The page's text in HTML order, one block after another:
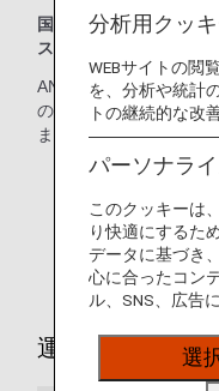
国際線から得られるマ
スの積算率
ANA提携航空会社のコ
の積算率が異なる場合
ます。
便利な
マイレージ
できるマイル数や
とができます。
ANAマイレージク
いつでも積算マイ
運賃別積算率
分析用クッ
WEBサイトの閲
を、分析や統計
トの継続的な改
パーソナラ
このクッキーは
り快適にするた
データに基づき
心に合ったコン
ル、SNS、広告
選